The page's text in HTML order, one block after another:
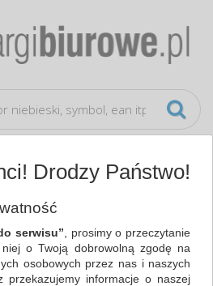
i dozowniki
Drodzy Państwo!
serwisu” , prosimy o przeczytanie
o Twoją dobrowolną zgodę na
osobowych przez nas i naszych
przekazujemy informacje o naszej